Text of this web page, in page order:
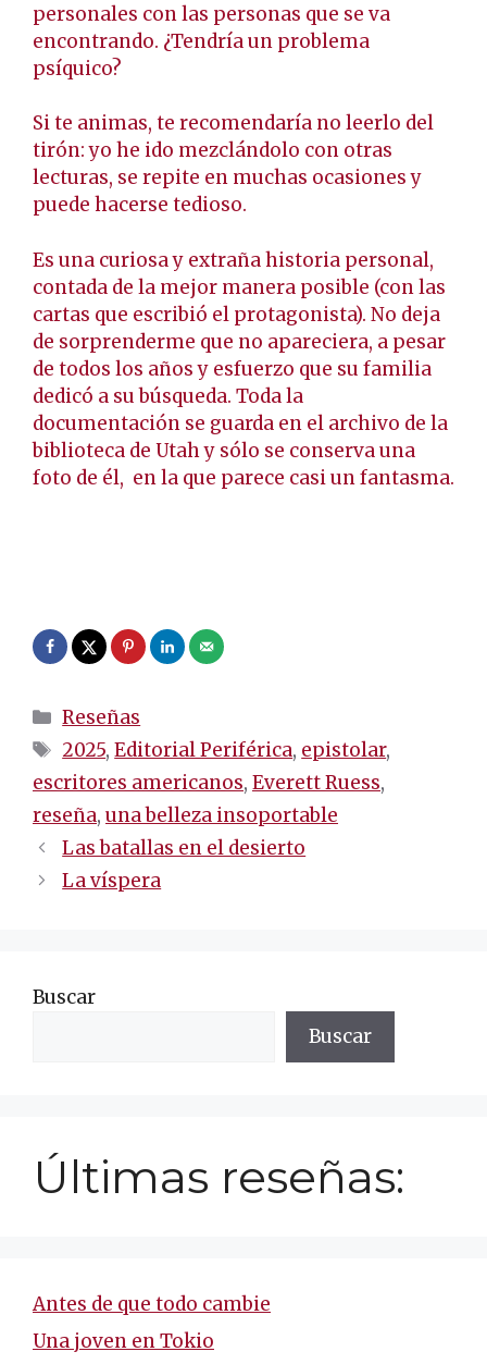
personales con las personas que se va
encontrando. ¿Tendría un problema
psíquico?
Si te animas, te recomendaría no leerlo del
tirón: yo he ido mezclándolo con otras
lecturas, se repite en muchas ocasiones y
puede hacerse tedioso.
Es una curiosa y extraña historia personal,
contada de la mejor manera posible (con las
cartas que escribió el protagonista). No deja
de sorprenderme que no apareciera, a pesar
de todos los años y esfuerzo que su familia
dedicó a su búsqueda. Toda la
documentación se guarda en el archivo de la
biblioteca de Utah y sólo se conserva una
foto de él, en la que parece casi un fantasma.
Categorías
Reseñas
Etiquetas
2025,Editorial Periférica, epistolar,
escritores americanos, Everett Ruess,
reseña, una belleza insoportable
Navegación
de
Las batallas en el desierto
La víspera
Buscar
Buscar
Últimas reseñas:
Antes de que todo cambie
Una joven en Tokio